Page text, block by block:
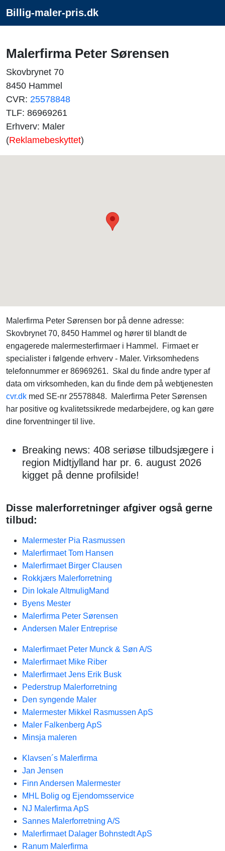
Billig-maler-pris.dk
Malerfirma Peter Sørensen
Skovbrynet 70
8450 Hammel
CVR: 25578848
TLF: 86969261
Erhverv: Maler
(Reklamebeskyttet)
Malerfirma Peter Sørensen bor på denne adresse:
Skovbrynet 70, 8450 Hammel og hører til blandt de
engagerede malermesterfirmaer i Hammel. Firmaet er
specialister i følgende erhverv - Maler. Virksomhedens
telefonnummer er 86969261. Skal du finde andre typer af
data om virksomheden, kan du finde dem på webtjenesten
cvr.dk med SE-nr 25578848. Malerfirma Peter Sørensen
har positive og kvalitetssikrede medarbejdere, og kan gøre
dine forventninger til live.
Breaking news: 408 seriøse tilbudsjægere i
region Midtjylland har pr. 6. august 2026
kigget på denne profilside!
Disse malerforretninger afgiver også gerne
tilbud:
Malermester Pia Rasmussen
Malerfirmaet Tom Hansen
Malerfirmaet Birger Clausen
Rokkjærs Malerforretning
Din lokale AltmuligMand
Byens Mester
Malerfirma Peter Sørensen
Andersen Maler Entreprise
Malerfirmaet Peter Munck & Søn A/S
Malerfirmaet Mike Riber
Malerfirmaet Jens Erik Busk
Pederstrup Malerforretning
Den syngende Maler
Malermester Mikkel Rasmussen ApS
Maler Falkenberg ApS
Minsja maleren
Klavsen´s Malerfirma
Jan Jensen
Finn Andersen Malermester
MHL Bolig og Ejendomsservice
NJ Malerfirma ApS
Sannes Malerforretning A/S
Malerfirmaet Dalager Bohnstedt ApS
Ranum Malerfirma